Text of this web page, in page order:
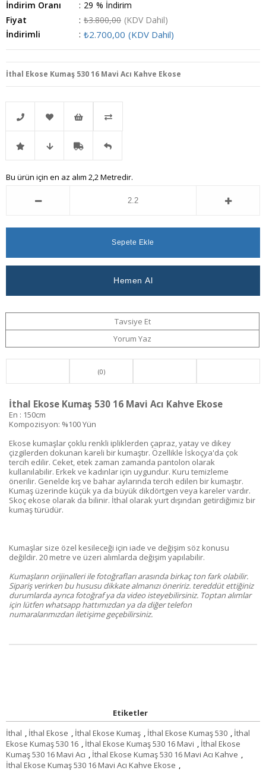
İndirim Oranı : %
29
İndirim
Fiyat
: ₺3.800,00 (KDV Dahil)
İndirimli
: ₺2.700,00 (KDV Dahil)
İthal Ekose Kumaş 530 16 Mavi Acı Kahve Ekose
Telefonla
Sipariş
Favorilere
Ekle
İstek
Listeme
Karşılaştır
İndirimli Fiyat
Ver
Kargo Gelince
Bu ürün için en az alım 2,2 Metredir.
Tavsiye Et
Yorum Yaz
(0)
İthal Ekose Kumaş 530 16 Mavi Acı Kahve Ekose
En : 150cm
Kompozisyon: %100 Yün
Ekose kumaşlar çoklu renkli ipliklerden çapraz, yatay ve dikey
çizgilerden dokunan kareli bir kumaştır. Özellikle İskoçya'da çok
tercih edilir. Ceket, etek zaman zamanda pantolon olarak
kullanılabilir. Erkek ve kadınlar için uygundur. Kuru temizleme
önerilir. Genelde kış ve bahar aylarında tercih edilen bir kumaştır.
Kumaş üzerinde küçük ya da büyük dikdörtgen veya kareler vardır.
Skoç ekose olarak da bilinir. İthal olarak yurt dışından getirdiğimiz bir
kumaş türüdür.
Kumaşlar size özel kesileceği için iade ve değişim söz konusu
değildir. 20 metre ve üzeri alımlarda değişim yapılabilir.
Kumaşların orijinalleri ile fotoğrafları arasında birkaç ton fark olabilir.
Sipariş verirken bu hususu dikkate almanızı öneririz. tereddüt ettiğiniz
durumlarda ayrıca fotoğraf ya da video isteyebilirsiniz. Toptan alımlar
için lütfen whatsapp hattımızdan ya da diğer telefon
numaralarımızdan iletişime geçebilirsiniz.
Etiketler
İthal , İthal Ekose , İthal Ekose Kumaş , İthal Ekose Kumaş 530 , İthal
Ekose Kumaş 530 16 , İthal Ekose Kumaş 530 16 Mavi , İthal Ekose
Kumaş 530 16 Mavi Acı , İthal Ekose Kumaş 530 16 Mavi Acı Kahve ,
İthal Ekose Kumaş 530 16 Mavi Acı Kahve Ekose ,